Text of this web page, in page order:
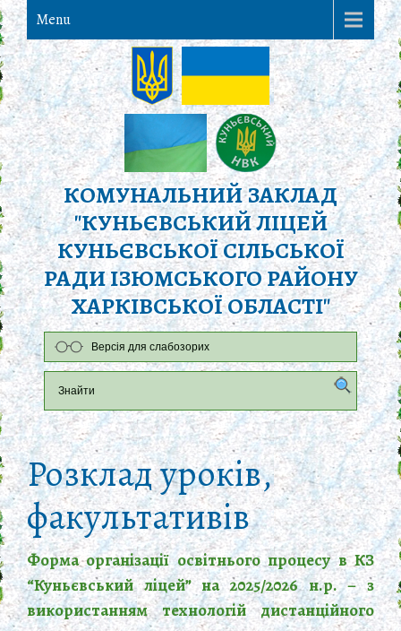
Menu
КОМУНАЛЬНИЙ ЗАКЛАД
"КУНЬЄВСЬКИЙ ЛІЦЕЙ
КУНЬЄВСЬКОЇ СІЛЬСЬКОЇ
РАДИ ІЗЮМСЬКОГО РАЙОНУ
ХАРКІВСЬКОЇ ОБЛАСТІ"
Версія для слабозорих
Розклад уроків,
факультативів
Форма організації освітнього процесу в КЗ
“Куньєвський ліцей” на 2025/2026 н.р. – з
використанням технологій дистанційного